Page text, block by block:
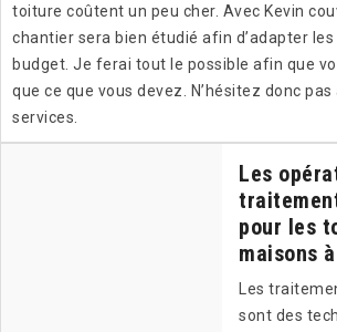
toiture coûtent un peu cher. Avec Kevin
chantier sera bien étudié afin d’adapter
budget. Je ferai tout le possible afin que
que ce que vous devez. N’hésitez donc
services.
Les
pour les
maisons
Les
sont des